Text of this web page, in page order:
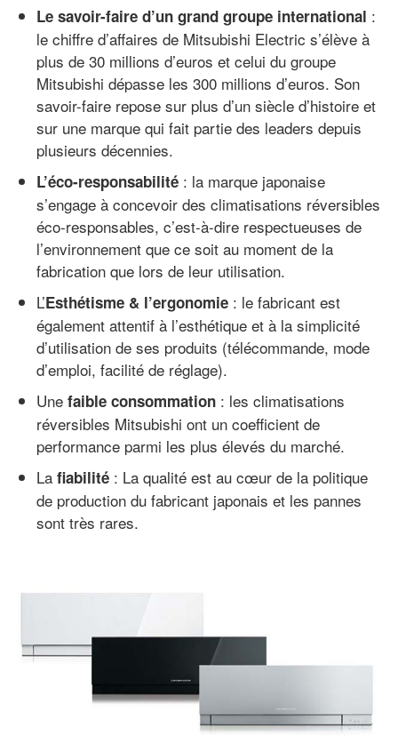
Le savoir-faire d’un grand groupe international :
le chiffre d’affaires de Mitsubishi Electric s’élève à
plus de 30 millions d’euros et celui du groupe
Mitsubishi dépasse les 300 millions d’euros. Son
savoir-faire repose sur plus d’un siècle d’histoire et
sur une marque qui fait partie des leaders depuis
plusieurs décennies.
L’éco-responsabilité : la marque japonaise
s’engage à concevoir des climatisations réversibles
éco-responsables, c’est-à-dire respectueuses de
l’environnement que ce soit au moment de la
fabrication que lors de leur utilisation.
L’Esthétisme & l’ergonomie : le fabricant est
également attentif à l’esthétique et à la simplicité
d’utilisation de ses produits (télécommande, mode
d’emploi, facilité de réglage).
Une faible consommation : les climatisations
réversibles Mitsubishi ont un coefficient de
performance parmi les plus élevés du marché.
La fiabilité : La qualité est au cœur de la politique
de production du fabricant japonais et les pannes
sont très rares.